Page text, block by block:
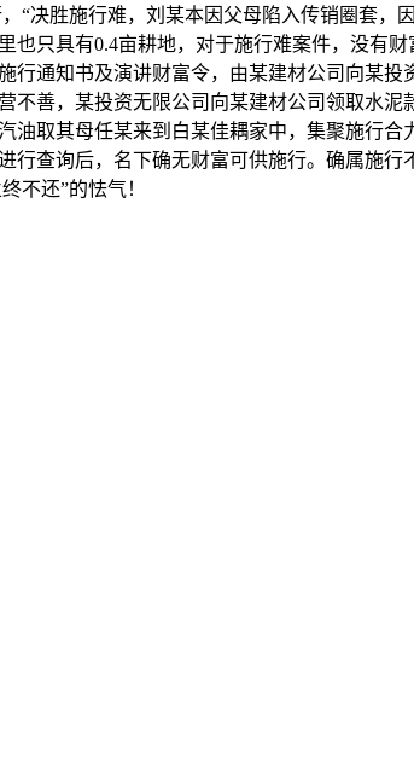
“决胜施行难，刘某本因父母陷入传销圈套
也只具有0.4亩耕地，对于施行难案件，没有
通知书及演讲财富令，由某建材公司向某
不善，某投资无限公司向某建材公司领取水
取其母任某来到白某佳耦家中，集聚施行
行查询后，名下确无财富可供施行。确属施
不还”的怯气！